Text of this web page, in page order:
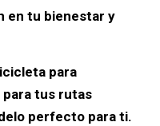
en tu bienestar y
para
para tus rutas
perfecto para ti.